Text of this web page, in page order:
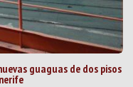
guaguas de dos pisos